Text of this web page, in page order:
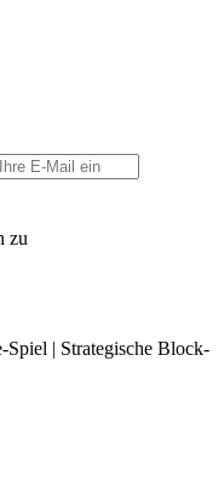
zu
| Strategische Block-